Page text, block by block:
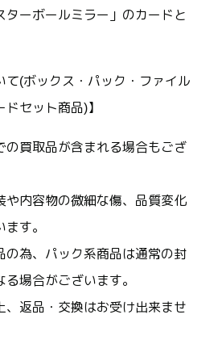
ターボールミラー」のカードと
て(ボックス・パック・ファイル
セット商品)】
の買取品が含まれる場合もござ
や内容物の微細な傷、品質変化
す。
の為、パック系商品は通常の封
場合がございます。
、返品・交換はお受け出来ませ